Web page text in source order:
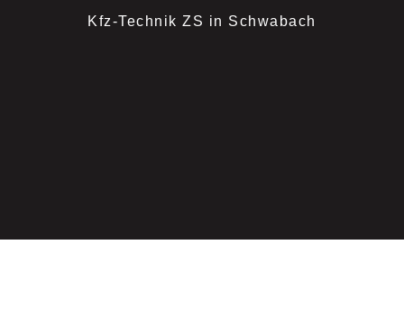
Kfz-Technik ZS in Schwabach